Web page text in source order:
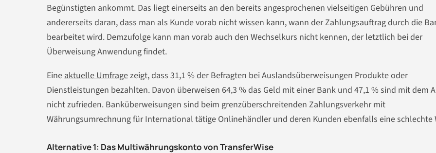
Begünstigten ankommt. Das liegt einerseits an den bereits angesprochenen vielseitigen Gebühren und
andererseits daran, dass man als Kunde vorab nicht wissen kann, wann der Zahlungsauftrag durch die
bearbeitet wird. Demzufolge kann man vorab auch den Wechselkurs nicht kennen, der letztlich bei der
Überweisung Anwendung findet.
Eineaktuelle Umfragezeigt, dass 31,1 % der Befragten bei Auslandsüberweisungen Produkte oder
Dienstleistungen bezahlten. Davon überweisen 64,3 % das Geld mit einer Bank und 47,1 % sind mit dem
nicht zufrieden. Banküberweisungen sind beim grenzüberschreitenden Zahlungsverkehr mit
Währungsumrechnung für International tätige Onlinehändler und deren Kunden ebenfalls eine schlechte
Alternative 1: Das Multiwährungskonto von TransferWise